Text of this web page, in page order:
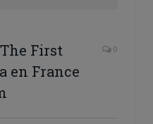
First
en France
0